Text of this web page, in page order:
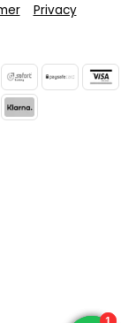
Privacy